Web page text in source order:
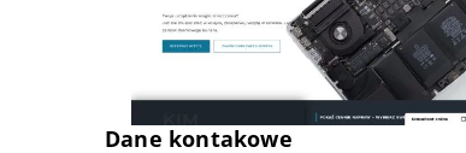
Dane kontakowe